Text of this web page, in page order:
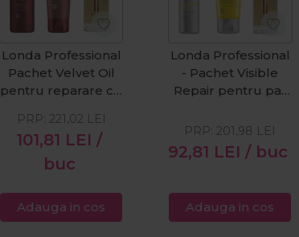
Londa Professional
Pachet Velvet Oil
pentru reparare cu
sampon 250ml +
masca 200ml + ulei
30ml
101,81 LEI /
buc
PRP: 221,02 LEI
Adauga in cos
Londa Professional
- Pachet Visible
Repair pentru par
250ml + masca
200ml + ulei Velvet
Oil 30ml
92,81 LEI / buc
PRP: 201,98 LEI
Adauga in cos